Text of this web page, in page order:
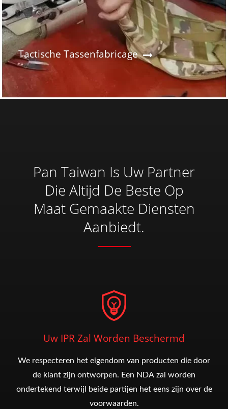
Tactische Tassenfabricage
Pan Taiwan Is Uw Partner
Die Altijd De Beste Op
Maat Gemaakte Diensten
Aanbiedt.
Uw IPR Zal Worden Beschermd
We respecteren het eigendom van producten die door
de klant zijn ontworpen. Een NDA zal worden
ondertekend terwijl beide partijen het eens zijn over de
voorwaarden.